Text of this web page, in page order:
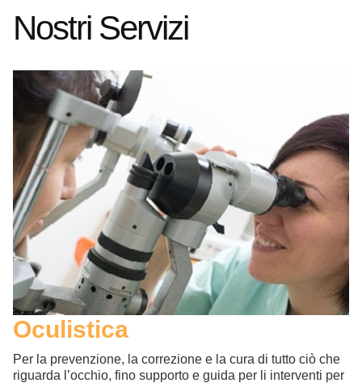
Nostri Servizi
Oculistica
Per la prevenzione, la correzione e la cura di tutto ciò che
riguarda l’occhio, fino supporto e guida per li interventi per